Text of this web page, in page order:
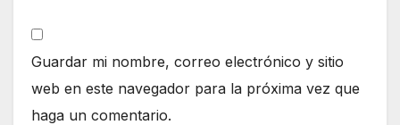
Guardar mi nombre, correo electrónico y sitio
web en este navegador para la próxima vez que
haga un comentario.